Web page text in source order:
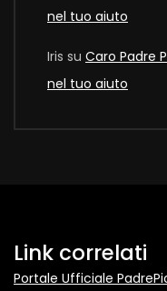
nel tuo aiuto
Iris su Caro Padre
nel tuo aiuto
Link correlati
Portale Ufficiale